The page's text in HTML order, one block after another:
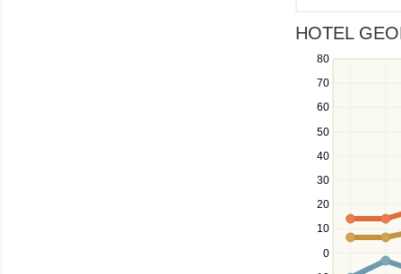
HOTEL
0
10
20
30
40
50
60
70
80
Use
the
and
down
to
navigate
series.
Use
the